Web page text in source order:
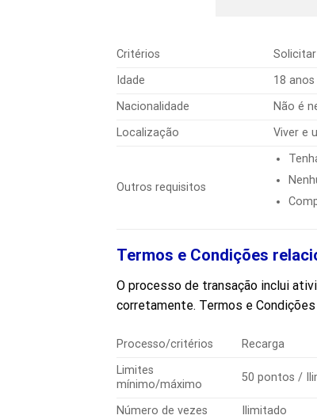
Critérios
Solicitar
Idade
18
Nacionalidade
Não é
Localização
Viver e
Outros requisitos
Termos e Condições
O processo de transação inclui
corretamente. Termos e
Processo/critérios Recarga
Limites
mínimo/máximo
50 pontos /
Número de vezes Ilimitado